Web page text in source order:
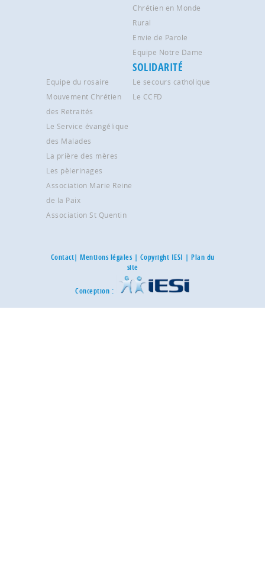
Chrétien en Monde
Rural
Envie de Parole
Equipe Notre Dame
Equipe du rosaire
Mouvement Chrétien
des Retraités
Le Service évangélique
des Malades
La prière des mères
Les pèlerinages
Association Marie Reine
de la Paix
Association St Quentin
SOLIDARITÉ
Le secours catholique
Le CCFD
Contact| Mentions légales | Copyright IESI | Plan du
site
Conception :